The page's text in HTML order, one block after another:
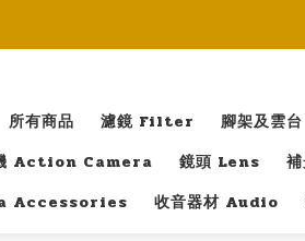
所有商品 濾鏡 Filter 腳架及雲
Action Camera
鏡頭 Lens
Accessories
收音器材 Audio